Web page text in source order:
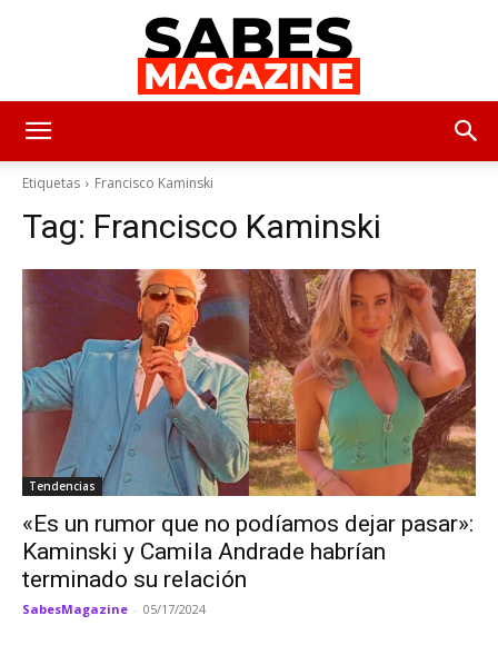
Etiquetas
Francisco Kaminski
Tag: Francisco Kaminski
Tendencias
«Es un rumor que no podíamos dejar pasar»:
Kaminski y Camila Andrade habrían
terminado su relación
SabesMagazine - 05/17/2024